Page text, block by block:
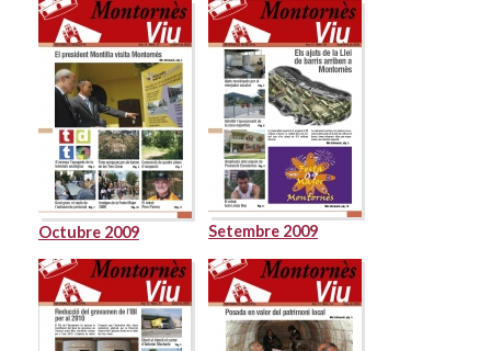
Octubre 2009 Setembre 2009